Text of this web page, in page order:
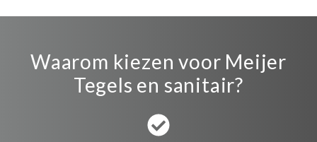
Waarom kiezen voor Meijer
Tegels en sanitair?